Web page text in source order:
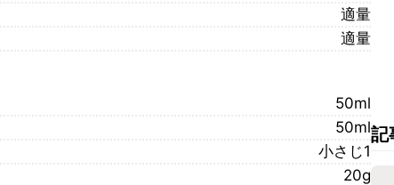
適量
適量
50ml
50ml
小さじ1
20g
記